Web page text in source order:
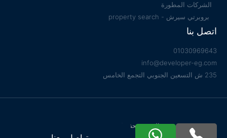
الشركات المطورة
بروبرتي سيرش - property search
اتصل بنا
01030969643
info@developer-eg.com
235 ش التسعين الجنوبي التجمع الخامس
جميع الحقوق محفوظة 2022 © Developer EG